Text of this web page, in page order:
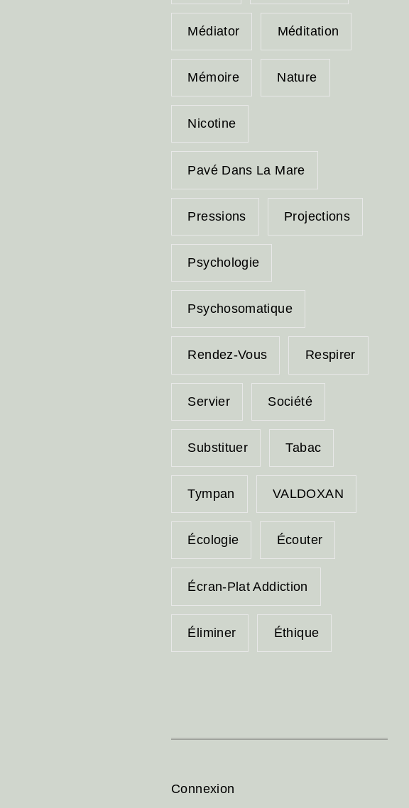
Médiator Méditation
Mémoire Nature
Nicotine
Pavé Dans La Mare
Pressions Projections
Psychologie
Psychosomatique
Rendez-Vous Respirer
Servier Société
Substituer Tabac
Tympan VALDOXAN
Écologie Écouter
Écran-Plat Addiction
Éliminer Éthique
Connexion